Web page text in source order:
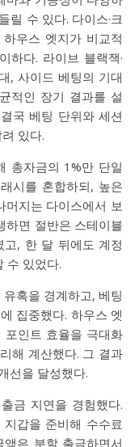
릴 수 있다. 다이스·크
우스 엣지가 비교적
하다. 라이브 블랙잭·
, 사이드 베팅의 기대
적인 장기 결과를 설
국 베팅 단위와 세션
있다.
총자금의 1%만 단일
시를 혼합하되, 높은
머지는 다이스에서 보
하면 절반은 스테이블
, 한 달 뒤에도 계정
수 있었다.
혹을 경계하고, 베팅
집중했다. 하우스 엣
인트 효율을 극대화
해 계산했다. 그 결과
선을 달성했다.
금 지연을 경험했다.
갑을 준비해 수수료
은 분할 출금하면서